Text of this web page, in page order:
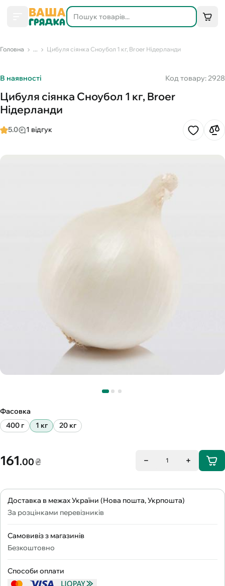
Головна ... Цибуля сіянка Сноубол 1 кг, Broer Нідерланди
В наявності Код товару: 2928
Цибуля сіянка Сноубол 1 кг, Broer
Нідерланди
5.0 1 відгук
Фасовка
400 г
1 кг 20 кг
161.00₴ 1
Доставка в межах України (Нова пошта, Укрпошта)
За розцінками перевізників
Самовивіз з магазинів
Безкоштовно
Способи оплати